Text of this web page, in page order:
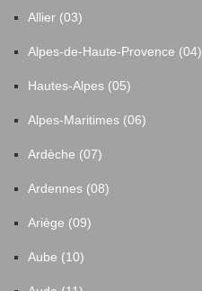
Louignac
Malemort
Marcillac-la-Croisille
Allier (03)
Alpes-de-Haute-Provence (04)
Hautes-Alpes (05)
Alpes-Maritimes (06)
Ardèche (07)
Ardennes (08)
Ariège (09)
Aube (10)